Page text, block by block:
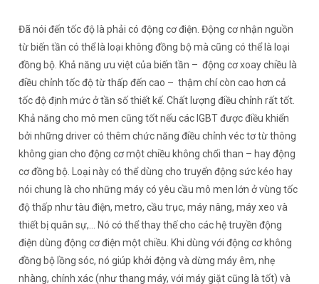
Đã nói đến tốc độ là phải có động cơ điện. Động cơ nhận nguồn
từ biến tần có thể là loại không đồng bộ mà cũng có thể là loại
đồng bộ. Khả năng ưu việt của biến tần – động cơ xoay chiều là
điều chỉnh tốc độ từ thấp đến cao – thậm chí còn cao hơn cả
tốc độ định mức ở tần số thiết kế. Chất lượng điều chỉnh rất tốt.
Khả năng cho mô men cũng tốt nếu các IGBT được điều khiển
bởi những driver có thêm chức năng điều chỉnh véc tơ từ thông
không gian cho động cơ một chiều không chổi than – hay động
cơ đồng bộ. Loại này có thể dùng cho truyển động sức kéo hay
nói chung là cho những máy có yêu cầu mô men lớn ở vùng tốc
độ thấp như tàu điện, metro, cầu trục, máy nâng, máy xeo và
thiết bị quân sự,… Nó có thể thay thế cho các hệ truyền động
điện dùng động cơ điện một chiều. Khi dùng với động cơ không
đồng bộ lồng sóc, nó giúp khởi động và dừng máy êm, nhẹ
nhàng, chính xác (như thang máy, với máy giặt cũng là tốt) và